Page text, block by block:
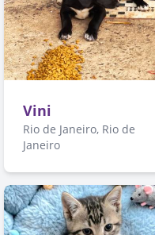
Vini
Rio de Janeiro, Rio de
Janeiro